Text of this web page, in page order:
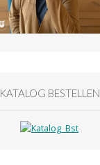
KATALOG BESTELLEN